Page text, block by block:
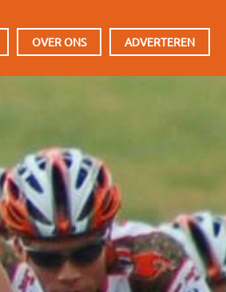
OVER ONS ADVERTEREN